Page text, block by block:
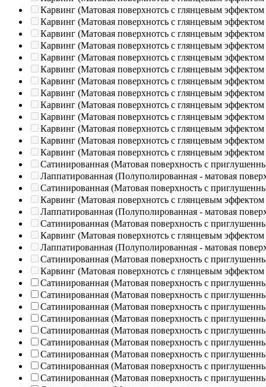
Карвинг (Матовая поверхнотсь с глянцевым эффектом
Карвинг (Матовая поверхнотсь с глянцевым эффектом
Карвинг (Матовая поверхнотсь с глянцевым эффектом
Карвинг (Матовая поверхнотсь с глянцевым эффектом
Карвинг (Матовая поверхнотсь с глянцевым эффектом
Карвинг (Матовая поверхнотсь с глянцевым эффектом
Карвинг (Матовая поверхнотсь с глянцевым эффектом
Карвинг (Матовая поверхнотсь с глянцевым эффектом
Карвинг (Матовая поверхнотсь с глянцевым эффектом
Карвинг (Матовая поверхнотсь с глянцевым эффектом
Карвинг (Матовая поверхнотсь с глянцевым эффектом
Карвинг (Матовая поверхнотсь с глянцевым эффектом
Карвинг (Матовая поверхнотсь с глянцевым эффектом
Сатинированная (Матовая поверхность с
Лаппатированная (Полуполированная - матовая
Сатинированная (Матовая поверхность с
Карвинг (Матовая поверхнотсь с глянцевым эффектом
Лаппатированная (Полуполированная - матовая
Сатинированная (Матовая поверхность с
Карвинг (Матовая поверхнотсь с глянцевым эффектом
Лаппатированная (Полуполированная - матовая
Сатинированная (Матовая поверхность с
Карвинг (Матовая поверхнотсь с глянцевым эффектом
Сатинированная (Матовая поверхность с
Сатинированная (Матовая поверхность с
Сатинированная (Матовая поверхность с
Сатинированная (Матовая поверхность с
Сатинированная (Матовая поверхность с
Сатинированная (Матовая поверхность с
Сатинированная (Матовая поверхность с
Сатинированная (Матовая поверхность с
Сатинированная (Матовая поверхность с